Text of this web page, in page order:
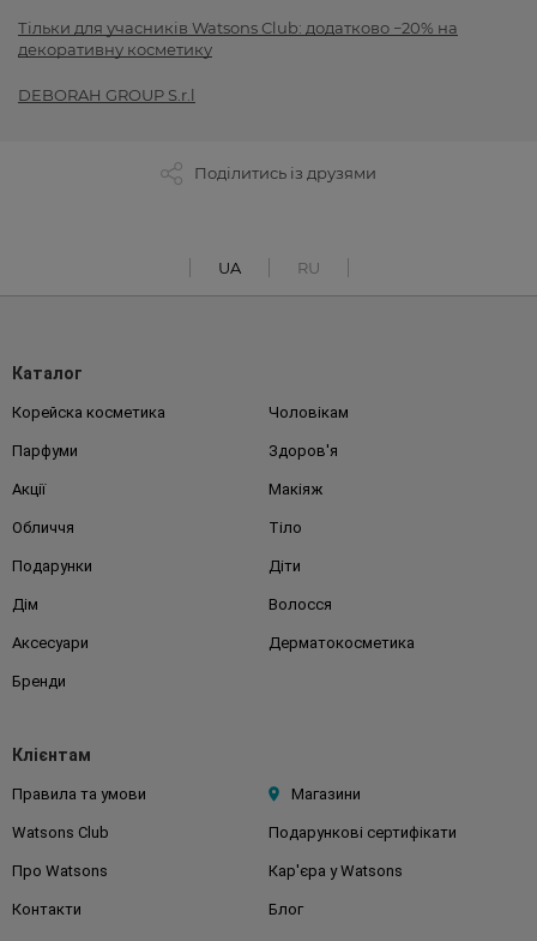
Тільки для учасників Watsons Club: додатково −20% на
декоративну косметику
DEBORAH GROUP S.r.l
Поділитись із друзями
UA RU
Каталог
Корейска косметика Чоловікам
Парфуми Здоров'я
Акції Макіяж
Обличчя Тіло
Подарунки Діти
Дім Волосся
Аксесуари Дерматокосметика
Бренди
Клієнтам
Правила та умови Магазини
Watsons Club Подарункові сертифікати
Про Watsons Кар'єра у Watsons
Контакти Блог